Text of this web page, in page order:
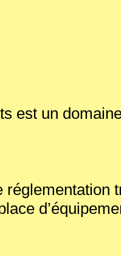
est un
réglementation